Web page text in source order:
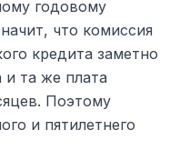
годовому
что комиссия
кредита заметно
и та же плата
Поэтому
и пятилетнего